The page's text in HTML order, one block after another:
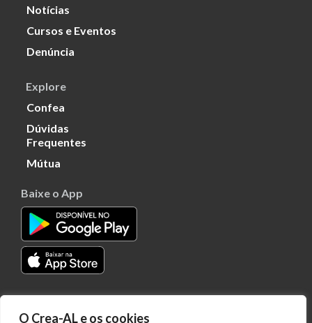
O Crea-AL e os cookies
Notícias
Cursos e Eventos
Denúncia
Explore
Confea
Dúvidas
Frequentes
Mútua
Baixe o App
Transparência
Portal